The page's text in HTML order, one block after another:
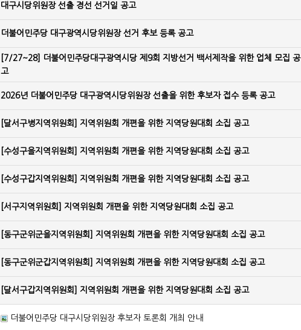
대구시당위원장 선출 경선 선거일 공고
더불어민주당 대구광역시당위원장 선거 후보 등록 공고
[7/27~28] 더불어민주당대구광역시당 제9회 지방선거 백서제작을 위한 업체 모집 공
고
2026년 더불어민주당 대구광역시당위원장 선출을 위한 후보자 접수 등록 공고
[달서구병지역위원회] 지역위원회 개편을 위한 지역당원대회 소집 공고
[수성구을지역위원회] 지역위원회 개편을 위한 지역당원대회 소집 공고
[수성구갑지역위원회] 지역위원회 개편을 위한 지역당원대회 소집 공고
[서구지역위원회] 지역위원회 개편을 위한 지역당원대회 소집 공고
[동구군위군을지역위원회] 지역위원회 개편을 위한 지역당원대회 소집 공고
[동구군위군갑지역위원회] 지역위원회 개편을 위한 지역당원대회 소집 공고
[달서구갑지역위원회] 지역위원회 개편을 위한 지역당원대회 소집 공고
더불어민주당 대구시당위원장 후보자 토론회 개최 안내